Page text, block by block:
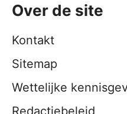
Over de site
Kontakt
Sitemap
Wettelijke
Redactiebeleid